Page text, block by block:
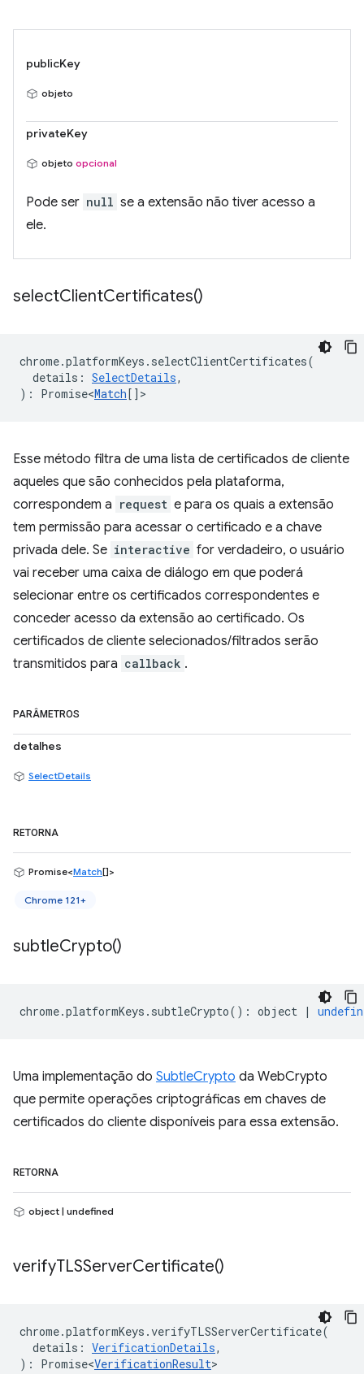
publicKey
objeto
privateKey
objeto opcional
Pode ser null se a extensão não tiver acesso a
ele.
selectClientCertificates()
chrome.platformKeys . selectClientCertificates(
details : SelectDetails,
) : Promise<Match[] >
Esse método filtra de uma lista de certificados de cliente
aqueles que são conhecidos pela plataforma,
correspondem a request e para os quais a extensão
tem permissão para acessar o certificado e a chave
privada dele. Se interactive for verdadeiro, o usuário
vai receber uma caixa de diálogo em que poderá
selecionar entre os certificados correspondentes e
conceder acesso da extensão ao certificado. Os
certificados de cliente selecionados/filtrados serão
transmitidos para callback .
PARÂMETROS
detalhes
SelectDetails
RETORNA
Promise<Match[]>
Chrome 121+
subtleCrypto()
chrome.platformKeys . subtleCrypto() : object |
Uma implementação do SubtleCrypto da WebCrypto
que permite operações criptográficas em chaves de
certificados do cliente disponíveis para essa extensão.
RETORNA
object | undefined
verifyTLSServerCertificate()
chrome.platformKeys .verifyTLSServerCertificate(
details : VerificationDetails,
) : Promise<VerificationResult>